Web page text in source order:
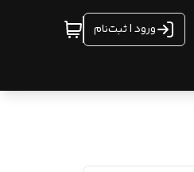
ورود | ثبت‌نام